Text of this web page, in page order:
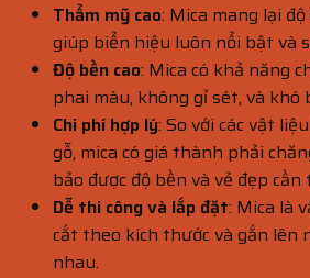
Thẩm mỹ cao: Mica mang lại
giúp biển hiệu luôn nổi bật và
Độ bền cao: Mica có khả năng
phai màu, không gỉ sét, và khó
Chi phí hợp lý: So với các vật
gỗ, mica có giá thành phải
bảo được độ bền và vẻ đẹp
Dễ thi công và lắp đặt: Mica là
cắt theo kích thước và gắn lên
nhau.